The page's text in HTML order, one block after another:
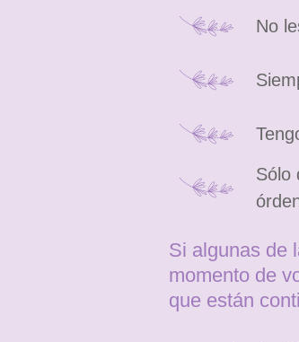
No
Sólo
Si algunas de
momento de
que están